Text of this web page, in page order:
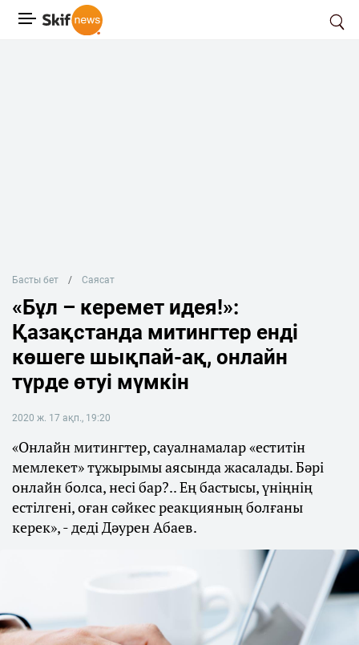
Басты бет Саясат
«Бұл – керемет идея!»:
Қазақстанда митингтер енді
көшеге шықпай-ақ, онлайн
түрде өтуі мүмкін
2020 ж. 17 ақп., 19:20
«Онлайн митингтер, сауалнамалар «еститін
мемлекет» тұжырымы аясында жасалады. Бәрі
онлайн болса, несі бар?.. Ең бастысы, үніңнің
естілгені, оған сәйкес реакцияның болғаны
керек», - деді Дәурен Абаев.